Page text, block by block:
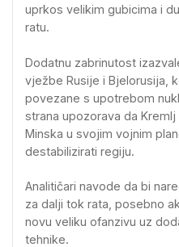
uprkos velikim gubicima i
ratu.
Dodatnu zabrinutost
vježbe Rusije i Bjelorusija ,
povezane s upotrebom
strana upozorava da
Minska u svojim vojnim
destabilizirati regiju.
Analitičari navode da bi
za dalji tok rata, posebno
novu veliku ofanzivu uz
tehnike.